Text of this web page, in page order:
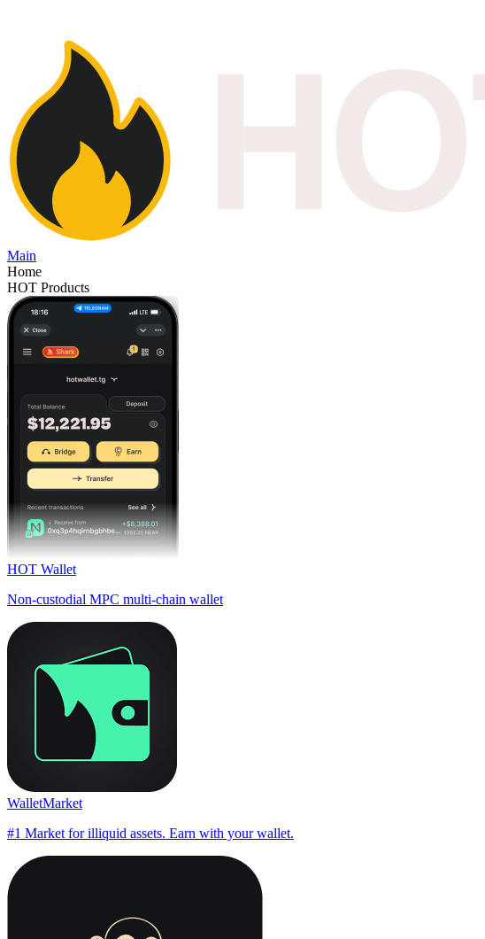
Main
Home
HOT Products
HOT Wallet
Non-custodial MPC multi-chain wallet
WalletMarket
#1 Market for illiquid assets. Earn with your wallet.